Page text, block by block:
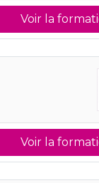
Voir la
Voir la